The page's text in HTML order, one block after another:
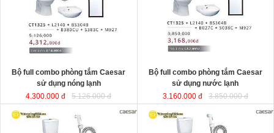
Bộ full combo phòng tắm Caesar
sử dụng nóng lạnh
4.300.000 đ
5.126.000 đ
Bộ full combo phòng tắm Caesar
sử dụng nước lạnh
3.160.000 đ
3.850.000 đ